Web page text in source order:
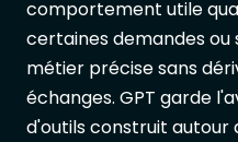
comportement utile
certaines demandes ou
métier précise sans
échanges. GPT garde
d'outils construit autour